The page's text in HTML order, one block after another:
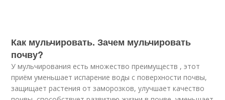
Как мульчировать. Зачем мульчировать
почву?
У мульчирования есть множество преимуществ , этот
приём уменьшает испарение воды с поверхности почвы,
защищает растения от заморозков, улучшает качество